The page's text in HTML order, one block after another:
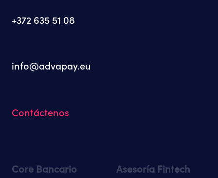
+372 635 51 08
info@advapay.eu
Contáctenos
Core Bancario Asesoría Fintech